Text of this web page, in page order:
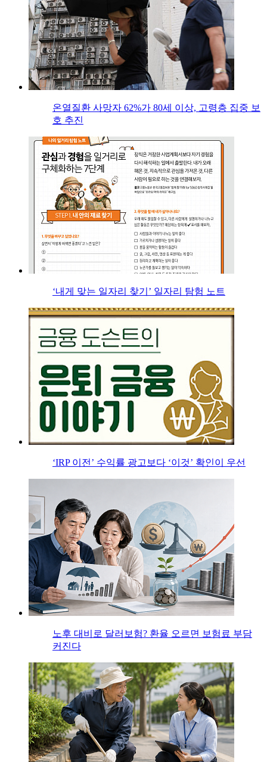
온열질환 사망자 62%가 80세 이상, 고령층 집중 보
호 추진
‘내게 맞는 일자리 찾기’ 일자리 탐험 노트
‘IRP 이전’ 수익률 광고보다 ‘이것’ 확인이 우선
노후 대비로 달러보험? 환율 오르면 보험료 부담
커진다